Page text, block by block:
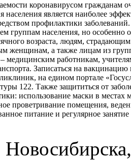
коронавирусом гражданам
населения является наиболее
профилактики заболеваний.
группам населения, но особенно
возраста, людям,
женщинам, а также лицам из
медицинским работникам,
Записаться на
на едином портале
122. Также защититься от
использование маски в местах
проветривание помещения,
питание и регулярное